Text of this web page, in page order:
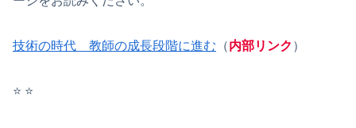
技術の時代 教師の成長段階に進む （内部リンク ）
⭐️ ⭐️